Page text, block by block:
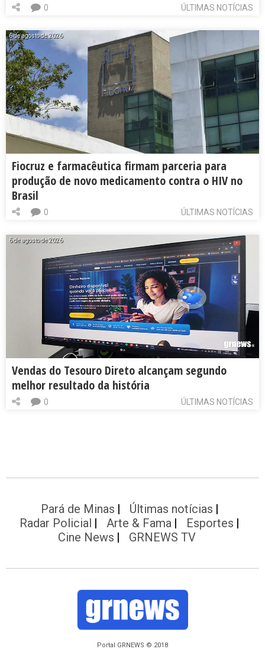
ÚLTIMAS NOTÍCIAS
0
6 de agosto de 2026
Fiocruz e farmacêutica firmam parceria para
produção de novo medicamento contra o HIV no
Brasil
ÚLTIMAS NOTÍCIAS
0
6 de agosto de 2026
Vendas do Tesouro Direto alcançam segundo
melhor resultado da história
ÚLTIMAS NOTÍCIAS
0
Pará de Minas
Últimas notícias
Radar Policial
Arte & Fama
Esportes
Cine News
GRNEWS TV
Portal GRNEWS © 2018